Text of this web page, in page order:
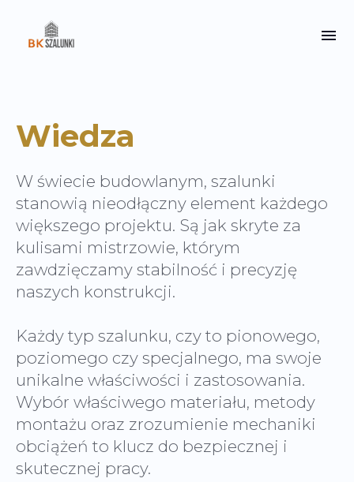
Wiedza
W świecie budowlanym, szalunki
stanowią nieodłączny element każdego
większego projektu. Są jak skryte za
kulisami mistrzowie, którym
zawdzięczamy stabilność i precyzję
naszych konstrukcji.
Każdy typ szalunku, czy to pionowego,
poziomego czy specjalnego, ma swoje
unikalne właściwości i zastosowania.
Wybór właściwego materiału, metody
montażu oraz zrozumienie mechaniki
obciążeń to klucz do bezpiecznej i
skutecznej pracy.